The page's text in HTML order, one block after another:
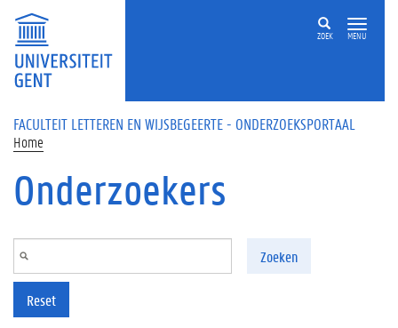
Overslaan en naar de inhoud gaan
ZOEK MENU
FACULTEIT LETTEREN EN WIJSBEGEERTE - ONDERZOEKSPORTAAL
Home
Onderzoekers
Zoeken
Reset